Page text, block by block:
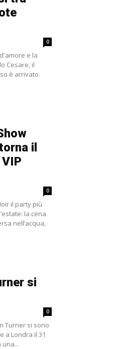
0
e la
Cesare, il
è arrivato.
il
0
il party più
la cena
nell’acqua,
si
0
Turner si sono
a Londra il 31
una...